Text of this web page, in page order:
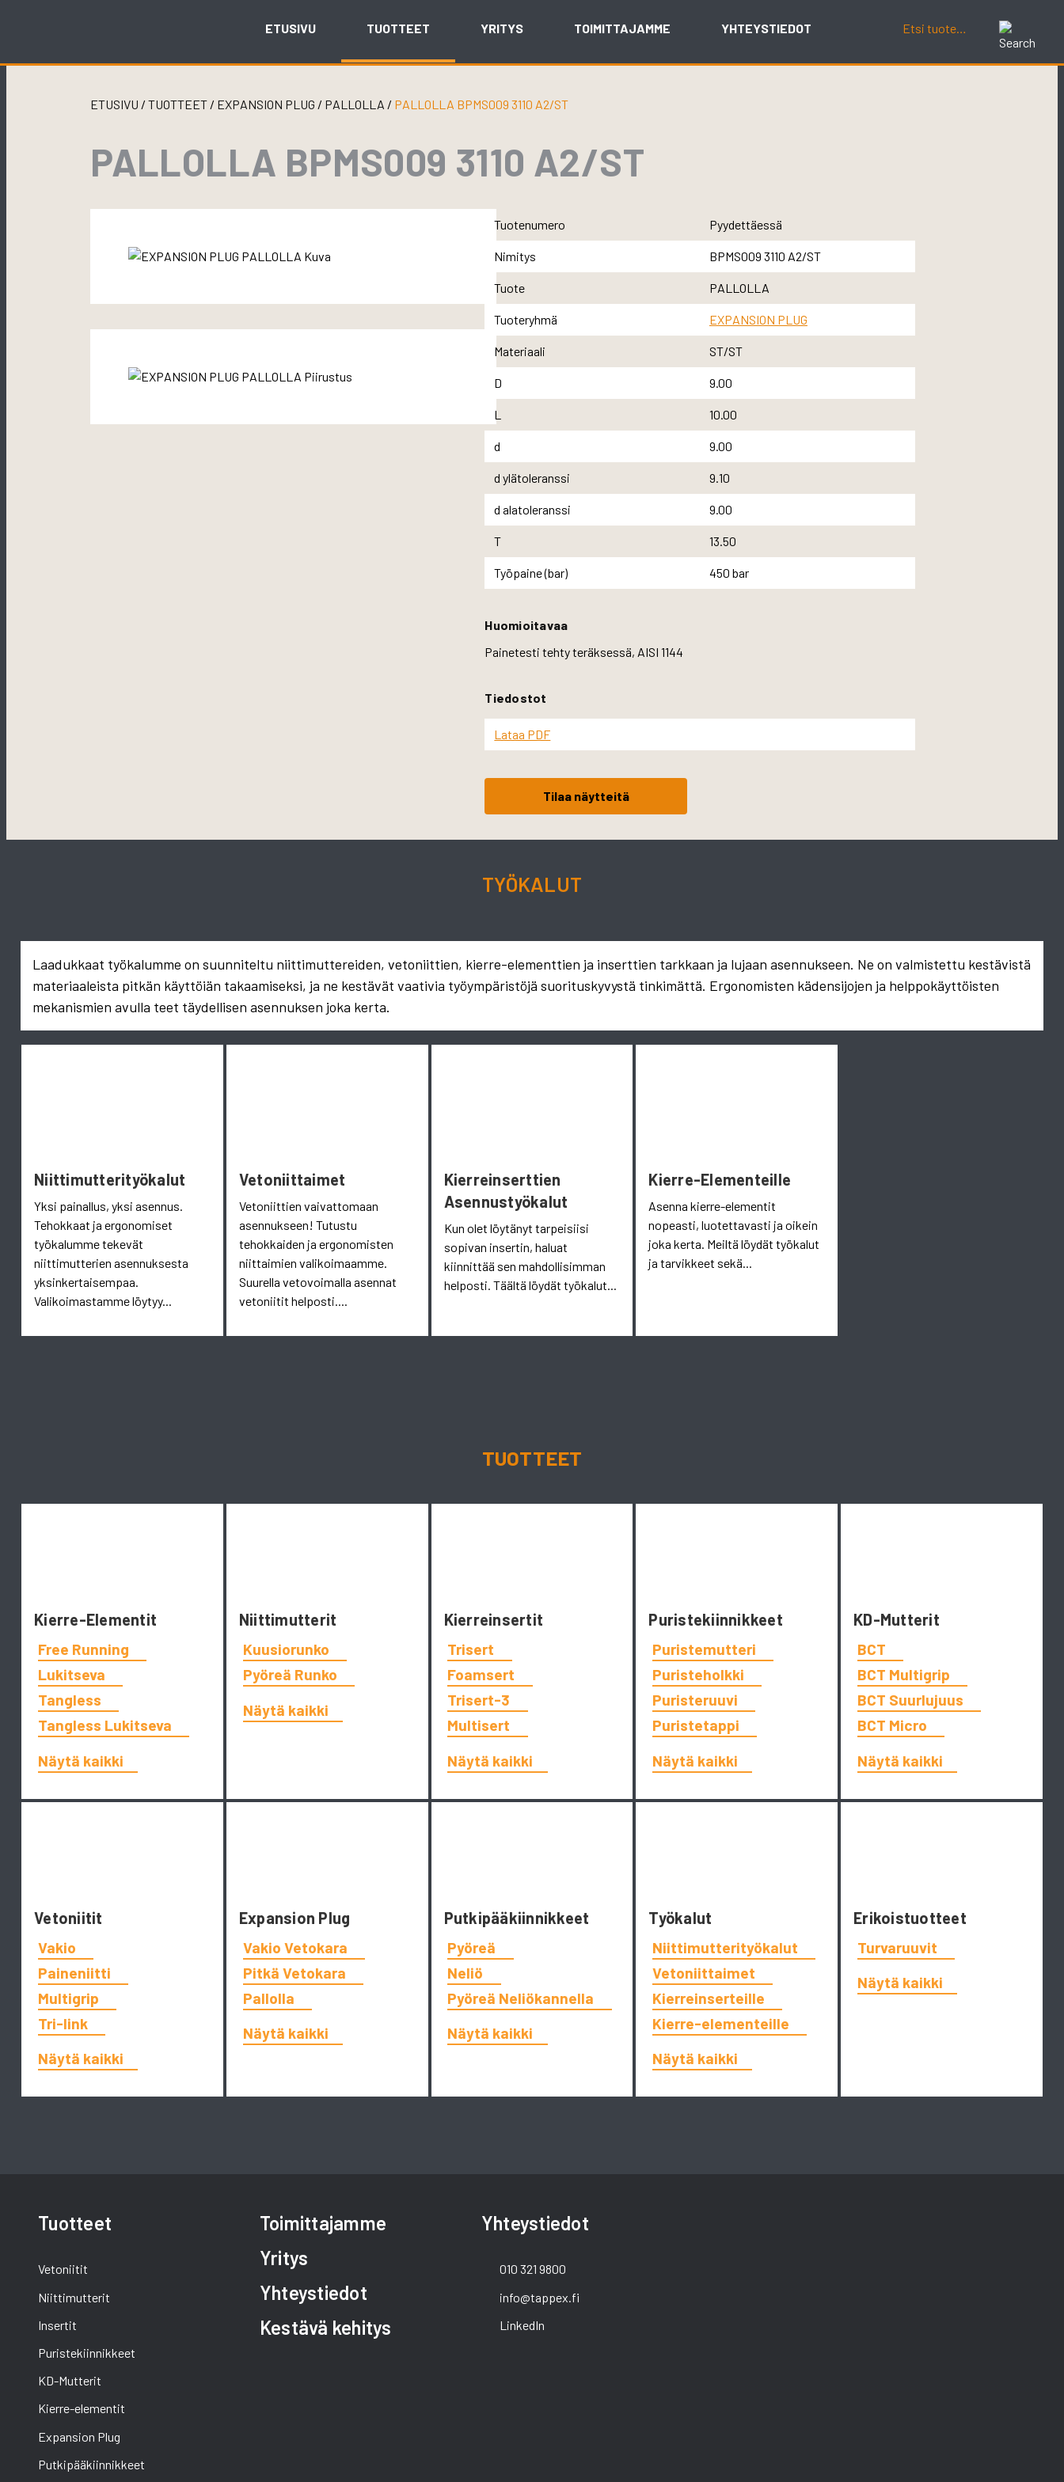
ETUSIVU TUOTTEET YRITYS TOIMITTAJAMME YHTEYSTIEDOT
ETUSIVU /TUOTTEET / EXPANSION PLUG / PALLOLLA / PALLOLLA BPMS009 3110 A2/ST
PALLOLLA BPMS009 3110 A2/ST
Tuotenumero Pyydettäessä
Nimitys BPMS009 3110 A2/ST
Tuote PALLOLLA
Tuoteryhmä EXPANSION PLUG
Materiaali ST/ST
D 9.00
L 10.00
d 9.00
d ylätoleranssi 9.10
d alatoleranssi 9.00
T 13.50
Työpaine (bar) 450 bar
Huomioitavaa
Painetesti tehty teräksessä, AISI 1144
Tiedostot
Lataa PDF
Tilaa näytteitä
TYÖKALUT
Laadukkaat työkalumme on suunniteltu niittimuttereiden, vetoniittien, kierre-elementtien ja inserttien tarkkaan ja lujaan asennukseen. Ne on valmistettu kestävistä
materiaaleista pitkän käyttöiän takaamiseksi, ja ne kestävät vaativia työympäristöjä suorituskyvystä tinkimättä. Ergonomisten kädensijojen ja helppokäyttöisten
mekanismien avulla teet täydellisen asennuksen joka kerta.
Niittimutterityökalut
Yksi painallus, yksi asennus.
Tehokkaat ja ergonomiset
työkalumme tekevät
niittimutterien asennuksesta
yksinkertaisempaa.
Valikoimastamme löytyy...
Vetoniittaimet
Vetoniittien vaivattomaan
asennukseen! Tutustu
tehokkaiden ja ergonomisten
niittaimien valikoimaamme.
Suurella vetovoimalla asennat
vetoniitit helposti....
Kierreinserttien
Asennustyökalut
Kun olet löytänyt tarpeisiisi
sopivan insertin, haluat
kiinnittää sen mahdollisimman
helposti. Täältä löydät työkalut...
Kierre-Elementeille
Asenna kierre-elementit
nopeasti, luotettavasti ja oikein
joka kerta. Meiltä löydät työkalut
ja tarvikkeet sekä...
TUOTTEET
Kierre-Elementit
Free Running
Lukitseva
Tangless
Tangless Lukitseva
Näytä kaikki
Niittimutterit
Kuusiorunko
Pyöreä Runko
Näytä kaikki
Kierreinsertit
Trisert
Foamsert
Trisert-3
Multisert
Näytä kaikki
Puristekiinnikkeet
Puristemutteri
Puristeholkki
Puristeruuvi
Puristetappi
Näytä kaikki
KD-Mutterit
BCT
BCT Multigrip
BCT Suurlujuus
BCT Micro
Näytä kaikki
Vetoniitit
Vakio
Paineniitti
Multigrip
Tri-link
Näytä kaikki
Expansion Plug
Vakio Vetokara
Pitkä Vetokara
Pallolla
Näytä kaikki
Putkipääkiinnikkeet
Pyöreä
Neliö
Pyöreä Neliökannella
Näytä kaikki
Työkalut
Niittimutterityökalut
Vetoniittaimet
Kierreinserteille
Kierre-elementeille
Näytä kaikki
Erikoistuotteet
Turvaruuvit
Näytä kaikki
Tuotteet
Vetoniitit
Niittimutterit
Insertit
Puristekiinnikkeet
KD-Mutterit
Kierre-elementit
Expansion Plug
Putkipääkiinnikkeet
Toimittajamme
Yritys
Yhteystiedot
Kestävä kehitys
Yhteystiedot
010 321 9800
info@tappex.fi
LinkedIn